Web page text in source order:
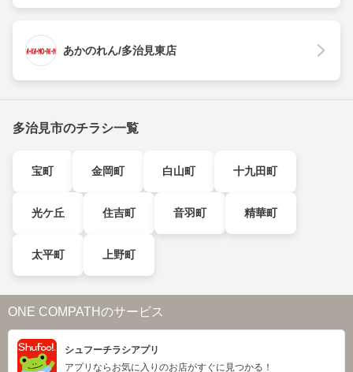
あかのれん/多治見東店
多治見市のチラシ一覧
宝町 金岡町 白山町 十九田町
光ケ丘 住吉町 音羽町 精華町
太平町 上野町
ONE COMPATHのサービス
シュフーチラシアプリ
アプリならお気に入りのお店がすぐに見つかる！